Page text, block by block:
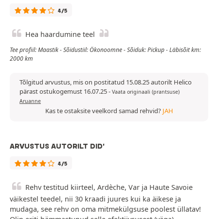
4/5
Hea haardumine teel
Tee profiil: Maastik - Sõidustiil: Ökonoomne - Sõiduk: Pickup - Läbisõit km:
2000 km
Tõlgitud arvustus, mis on postitatud 15.08.25 autorilt Helico
pärast ostukogemust 16.07.25- Vaata originaali (prantsuse)
Aruanne
Kas te ostaksite veelkord samad rehvid? JAH
ARVUSTUS AUTORILT DID'
4/5
Rehv testitud kiirteel, Ardèche, Var ja Haute Savoie
väikestel teedel, nii 30 kraadi juures kui ka äikese ja
mudaga, see rehv on oma mitmekülgsuse poolest üllatav!